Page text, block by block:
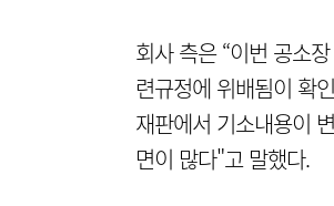
회사 측은 “이번 공소
련규정에 위배됨이 확
재판에서 기소내용이
면이 많다"고 말했다.